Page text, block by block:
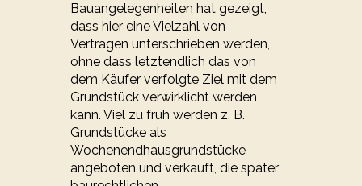
Bauangelegenheiten hat gezeigt,
dass hier eine Vielzahl von
Verträgen unterschrieben werden,
ohne dass letztendlich das von
dem Käufer verfolgte Ziel mit dem
Grundstück verwirklicht werden
kann. Viel zu früh werden z. B.
Grundstücke als
Wochenendhausgrundstücke
angeboten und verkauft, die später